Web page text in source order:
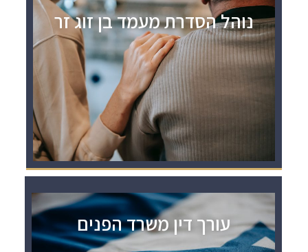
נוהל הסדרת מעמד בן זוג זר
עורך דין משרד הפנים